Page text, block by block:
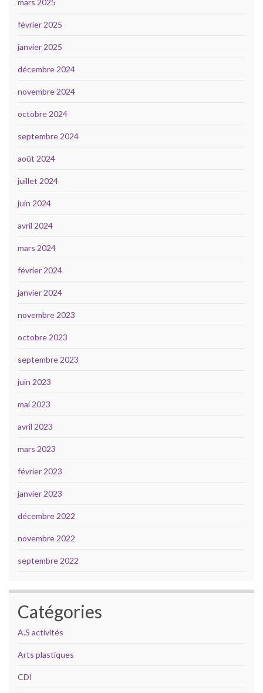
février 2025
janvier 2025
décembre 2024
novembre 2024
octobre 2024
septembre 2024
août 2024
juillet 2024
juin 2024
avril 2024
mars 2024
février 2024
janvier 2024
novembre 2023
octobre 2023
septembre 2023
juin 2023
mai 2023
avril 2023
mars 2023
février 2023
janvier 2023
décembre 2022
novembre 2022
septembre 2022
Catégories
A.S activités
Arts plastiques
CDI